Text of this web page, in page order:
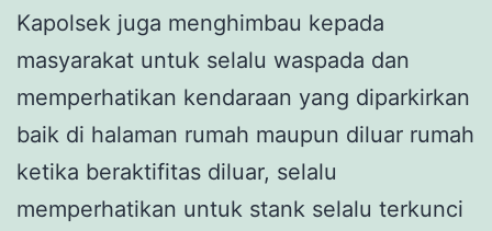
Kapolsek juga menghimbau kepada
masyarakat untuk selalu waspada dan
memperhatikan kendaraan yang diparkirkan
baik di halaman rumah maupun diluar rumah
ketika beraktifitas diluar, selalu
memperhatikan untuk stank selalu terkunci